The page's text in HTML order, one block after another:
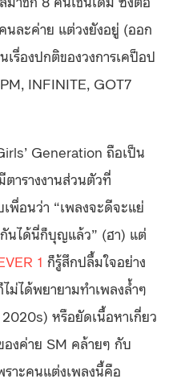
ละค่าย แต่วงยังอยู่ (ออก
รื่องปกติของวงการเคป็อป
INFINITE, GOT7
Generation ถือเป็น
ารางงานส่วนตัวที่
พื่อนว่า “เพลงจะดีจะแย่
กันได้นี่ก็บุญแล้ว” (ฮา) แต่
1 ก็รู้สึกปลื้มใจอย่าง
ม่ได้พยายามทำเพลงล้ำๆ
หรือยัดเนื้อหาเกี่ยว
องค่าย SM คล้ายๆ กับ
ราะคนแต่งเพลงนี้คือ